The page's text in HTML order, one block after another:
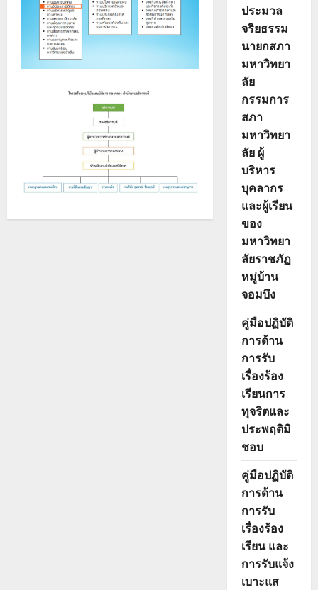
ประมวล
จริยธรรม
นายกสภา
มหาวิทยา
ลัย
กรรมการ
สภา
มหาวิทยา
ลัย ผู้
บริหาร
บุคลากร
และผู้เรียน
ของ
มหาวิทยา
ลัยราชภัฏ
หมู่บ้าน
จอมบึง
คู่มือปฏิบัติ
การด้าน
การรับ
เรื่องร้อง
เรียนการ
ทุจริตและ
ประพฤติมิ
ชอบ
คู่มือปฏิบัติ
การด้าน
การรับ
เรื่องร้อง
เรียน และ
การรับแจ้ง
เบาะแส